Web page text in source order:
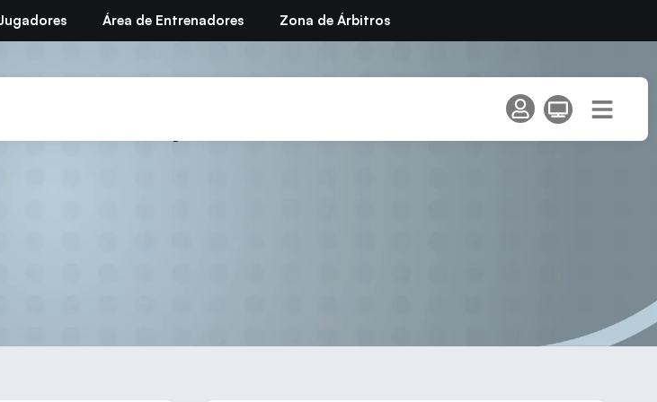
Área de Entrenadores Zona de Árbitros
12 – VII Open Circuito de Promoción